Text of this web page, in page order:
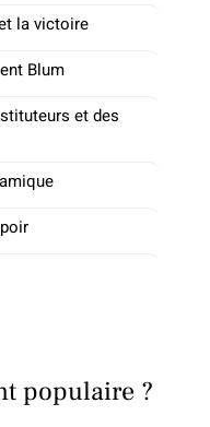
la victoire
Blum
et des
populaire ?